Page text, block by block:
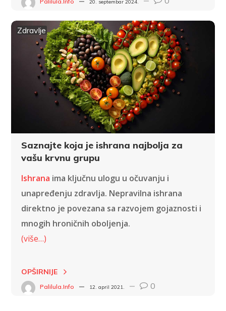
20. septembar 2024.
Zdravlje
Saznajte koja je ishrana najbolja za
vašu krvnu grupu
Ishrana ima ključnu ulogu u očuvanju i
unapređenju zdravlja. Nepravilna ishrana
direktno je povezana sa razvojem gojaznosti i
mnogih hroničnih oboljenja.
(više…)
OPŠIRNIJE
Palilula.info 12. april 2021. 0